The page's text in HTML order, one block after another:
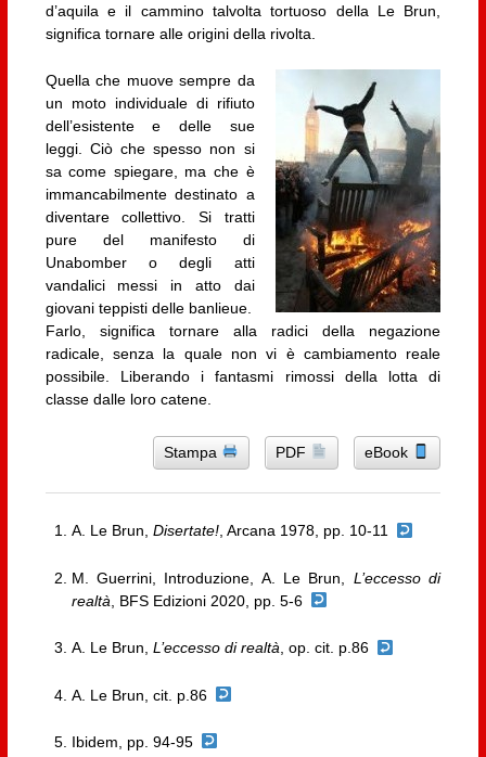
d’aquila e il cammino talvolta tortuoso della Le Brun,
significa tornare alle origini della rivolta.
Quella che muove sempre da
un moto individuale di rifiuto
dell’esistente e delle sue
leggi. Ciò che spesso non si
sa come spiegare, ma che è
immancabilmente destinato a
diventare collettivo. Si tratti
pure del manifesto di
Unabomber o degli atti
vandalici messi in atto dai
giovani teppisti delle banlieue.
Farlo, significa tornare alla radici della negazione
radicale, senza la quale non vi è cambiamento reale
possibile. Liberando i fantasmi rimossi della lotta di
classe dalle loro catene.
Stampa PDF eBook
A. Le Brun, Disertate!, Arcana 1978, pp. 10-11
M. Guerrini, Introduzione, A. Le Brun, L’eccesso di
realtà , BFS Edizioni 2020, pp. 5-6
A. Le Brun, L’eccesso di realtà, op. cit. p.86
A. Le Brun, cit. p.86
Ibidem, pp. 94-95